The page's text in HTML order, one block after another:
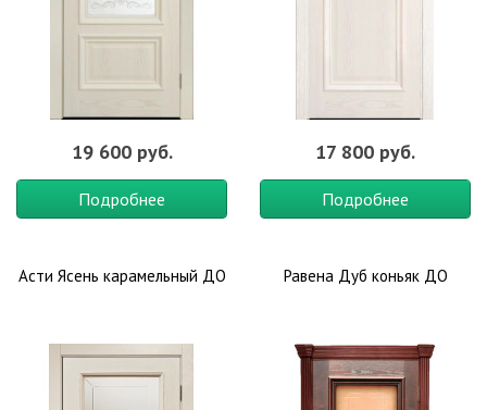
19 600 руб.
Подробнее
17 800 руб.
Подробнее
Асти Ясень карамельный ДО Равена Дуб коньяк ДО